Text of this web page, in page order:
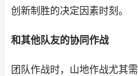
创新制胜的决定因素时刻。
和其他队友的协同作战
团队作战时，山地作战尤其